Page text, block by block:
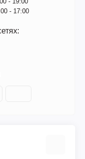
- 17:00